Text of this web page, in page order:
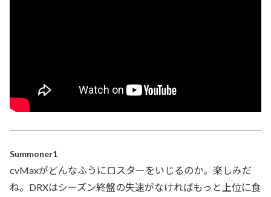
Summoner1
cvMaxがどんなふうにロスターをいじるのか。楽しみだ
ね。DRXはシーズン終盤の失速がなければもっと上位に食